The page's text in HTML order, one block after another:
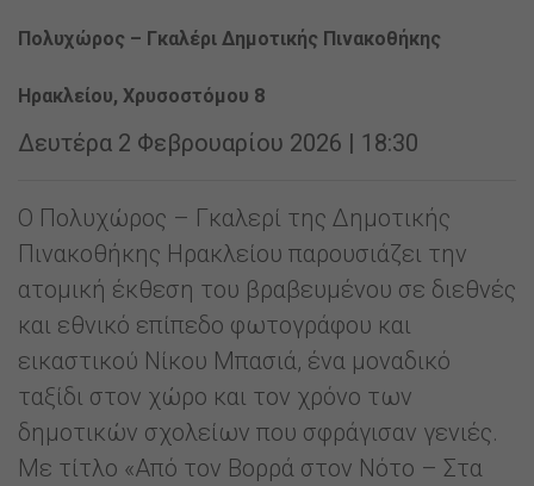
Πολυχώρος – Γκαλέρι Δημοτικής Πινακοθήκης
Ηρακλείου, Χρυσοστόμου 8
Δευτέρα 2 Φεβρουαρίου 2026 | 18:30
Ο Πολυχώρος – Γκαλερί της Δημοτικής
Πινακοθήκης Ηρακλείου παρουσιάζει την
ατομική έκθεση του βραβευμένου σε διεθνές
και εθνικό επίπεδο φωτογράφου και
εικαστικού Νίκου Μπασιά, ένα μοναδικό
ταξίδι στον χώρο και τον χρόνο των
δημοτικών σχολείων που σφράγισαν γενιές.
Με τίτλο «Από τον Βορρά στον Νότο – Στα